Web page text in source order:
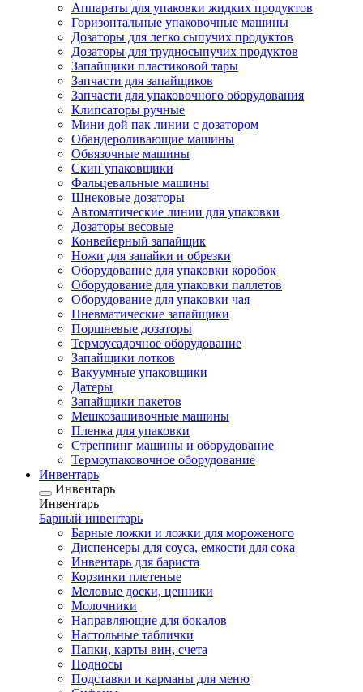
Аппараты для упаковки жидких продуктов
Горизонтальные упаковочные машины
Дозаторы для легко сыпучих продуктов
Дозаторы для трудносыпучих продуктов
Запайщики пластиковой тары
Запчасти для запайщиков
Запчасти для упаковочного оборудования
Клипсаторы ручные
Мини дой пак линии с дозатором
Обандероливающие машины
Обвязочные машины
Скин упаковщики
Фальцевальные машины
Шнековые дозаторы
Автоматические линии для упаковки
Дозаторы весовые
Конвейерный запайщик
Ножи для запайки и обрезки
Оборудование для упаковки коробок
Оборудование для упаковки паллетов
Оборудование для упаковки чая
Пневматические запайщики
Поршневые дозаторы
Термоусадочное оборудование
Запайщики лотков
Вакуумные упаковщики
Датеры
Запайщики пакетов
Мешкозашивочные машины
Пленка для упаковки
Стреппинг машины и оборудование
Термоупаковочное оборудование
Инвентарь
Инвентарь
Инвентарь
Барный инвентарь
Барные ложки и ложки для мороженого
Диспенсеры для соуса, емкости для сока
Инвентарь для бариста
Корзинки плетеные
Меловые доски, ценники
Молочники
Направляющие для бокалов
Настольные таблички
Папки, карты вин, счета
Подносы
Подставки и карманы для меню